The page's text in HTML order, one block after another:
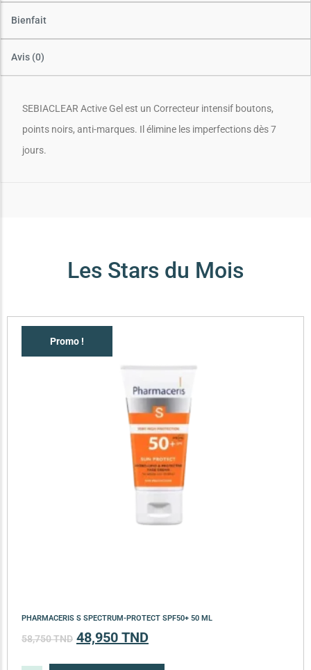
Bienfait
Avis (0)
SEBIACLEAR Active Gel est un Correcteur intensif boutons,
points noirs, anti-marques. Il élimine les imperfections dès 7
jours.
Les Stars du Mois
Promo !
PHARMACERIS S SPECTRUM-PROTECT SPF50+ 50 ML
58,750TND 48,950 TND